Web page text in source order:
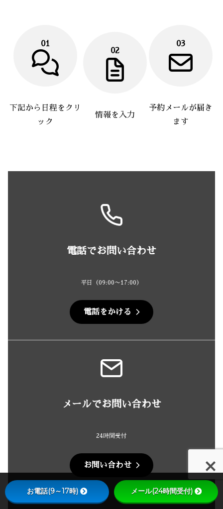
01
下記から日程をクリ
ック
02
情報を入力
03
予約メールが届き
ます
電話でお問い合わせ
平日（09:00〜17:00）
電話をかける
メールでお問い合わせ
24時間受付
お問い合わせ
お電話(9～17時) メール(24時間受付)